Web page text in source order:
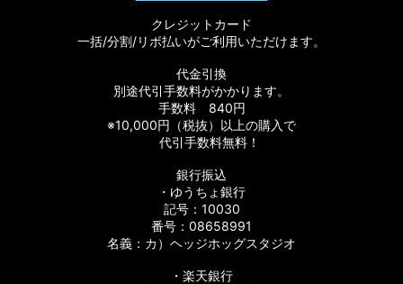
クレジットカード
一括/分割/リボ払いがご利用いただけます。
代金引換
別途代引手数料がかかります。
手数料 840円
※10,000円（税抜）以上の購入で
代引手数料無料！
銀行振込
・ゆうちょ銀行
記号：10030
番号：08658991
名義：カ）ヘッジホッグスタジオ
・楽天銀行